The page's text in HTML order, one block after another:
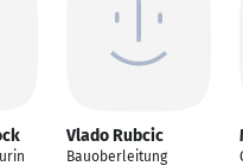
Vlado Rubcic
Bauoberleitung